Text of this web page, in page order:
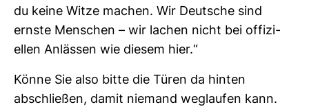
du keine Witze machen. Wir Deut­sche sind
ernste Men­schen – wir lachen nicht bei offi­zi­
ellen Anlässen wie diesem hier.“
Könne Sie also bitte die Türen da hinten
abschließen, damit nie­mand weg­laufen kann.